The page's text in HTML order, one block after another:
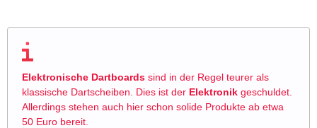
Elektronische Dartboards sind in der Regel teurer als
klassische Dartscheiben. Dies ist der Elektronik geschuldet.
Allerdings stehen auch hier schon solide Produkte ab etwa
50 Euro bereit.